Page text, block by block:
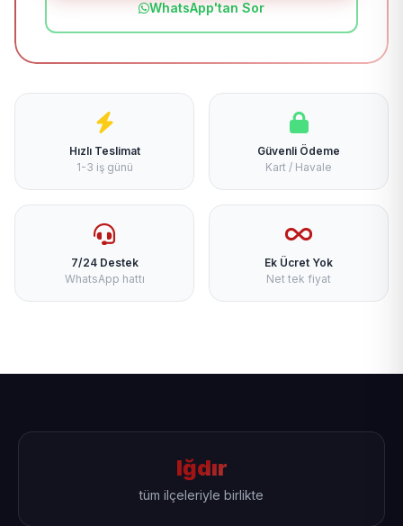
WhatsApp'tan Sor
Hızlı Teslimat
1-3 iş günü
Güvenli Ödeme
Kart / Havale
7/24 Destek
WhatsApp hattı
Ek Ücret Yok
Net tek fiyat
Iğdır
tüm ilçeleriyle birlikte